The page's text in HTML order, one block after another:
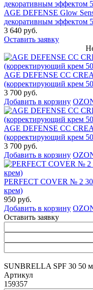
AGE DEFENSE Glow
декоративным эффектом
3 640 руб.
Оставить заявку
AGE DEFENSE CC
(корректирующий крем
3 700 руб.
Добавить в корзину
AGE DEFENSE CC
(корректирующий крем
3 700 руб.
Добавить в корзину
PERFECT COVER № 2
крем)
950 руб.
Добавить в корзину
Оставить заявку
SUNBRELLA SPF 30 50
Артикул
159357